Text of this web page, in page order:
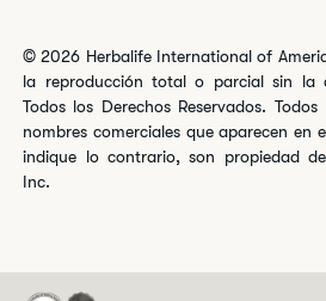
© 2026 Herbalife International of
la reproducción total o parcial sin la
Todos los Derechos Reservados.
nombres comerciales que aparecen en
indique lo contrario, son propiedad
Inc.